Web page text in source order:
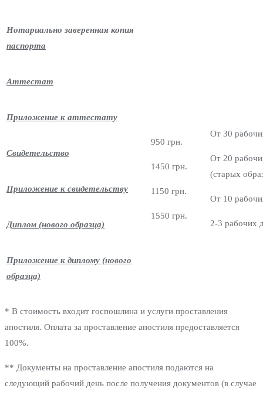
Нотариально заверенная копия
паспорта
Аттестат
950 грн.
1450 грн.
1150 грн.
1550 грн.
От 30
От 20
(старых
От 10
2-3 рабочих
Приложение к аттестату
Свидетельство
Приложение к свидетельству
Диплом (нового образца)
Приложение к диплому (нового
образца)
* В стоимость входит госпошлина и услуги проставления
апостиля. Оплата за проставление апостиля предоставляется
100%.
** Документы на проставление апостиля подаются на
следующий рабочий день после получения документов (в случае